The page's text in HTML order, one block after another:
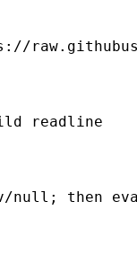
readline
null; then